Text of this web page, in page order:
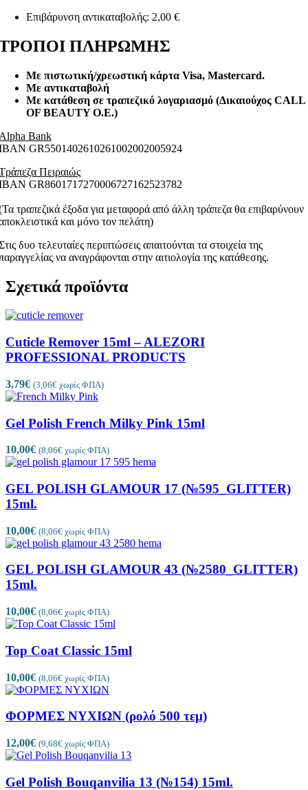
Επιβάρυνση αντικαταβολής: 2,00 €
ΠΛΗΡΩΜΗΣ
Με πιστωτική/χρεωστική κάρτα Visa, Mastercard.
Με αντικαταβολή
Με κατάθεση σε τραπεζικό λογαριασμό (Δικαιούχος CALL
OF BEAUTY O.E.)
Bank
GR5501402610261002002005924
Πειραιώς
GR8601717270006727162523782
τραπεζικά έξοδα για μεταφορά από άλλη τράπεζα θα επιβαρύνουν
και μόνο τον πελάτη)
δυο τελευταίες περιπτώσεις απαιτούνται τα στοιχεία της
να αναγράφονται στην αιτιολογία της κατάθεσης.
Σχετικά προϊόντα
Cuticle Remover 15ml – ALEZORI
PROFESSIONAL PRODUCTS
3,79€ (3,06€ χωρίς ΦΠΑ)
Gel Polish French Milky Pink 15ml
10,00€ (8,06€ χωρίς ΦΠΑ)
GEL POLISH GLAMOUR 17 (№595_GLITTER)
15ml.
10,00€ (8,06€ χωρίς ΦΠΑ)
GEL POLISH GLAMOUR 43 (№2580_GLITTER)
15ml.
10,00€ (8,06€ χωρίς ΦΠΑ)
Top Coat Classic 15ml
10,00€ (8,06€ χωρίς ΦΠΑ)
ΦΟΡΜΕΣ ΝΥΧΙΩΝ (ρολό 500 τεμ)
12,00€ (9,68€ χωρίς ΦΠΑ)
Gel Polish Bouqanvilia 13 (№154) 15ml.